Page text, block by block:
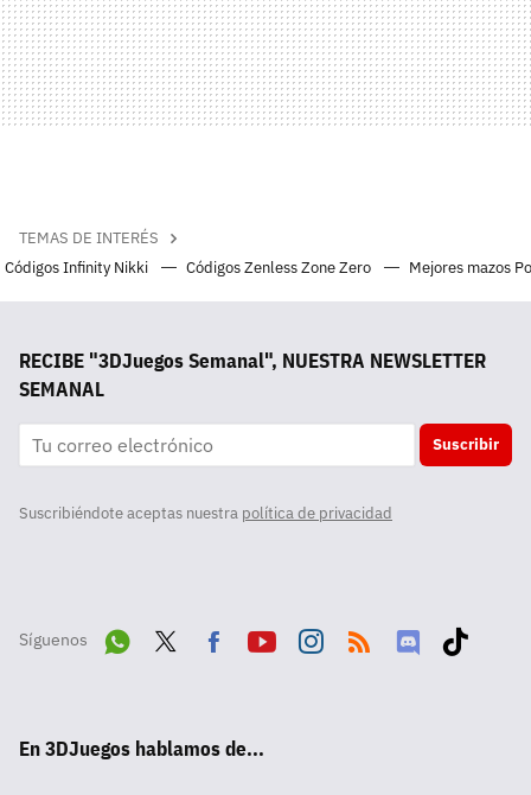
TEMAS DE INTERÉS
Códigos Infinity Nikki
Códigos Zenless Zone Zero Mejores mazos
RECIBE "3DJuegos Semanal", NUESTRA NEWSLETTER
SEMANAL
Suscribir
Suscribiéndote aceptas nuestra política de privacidad
Síguenos
pp
ok
En 3DJuegos hablamos de...